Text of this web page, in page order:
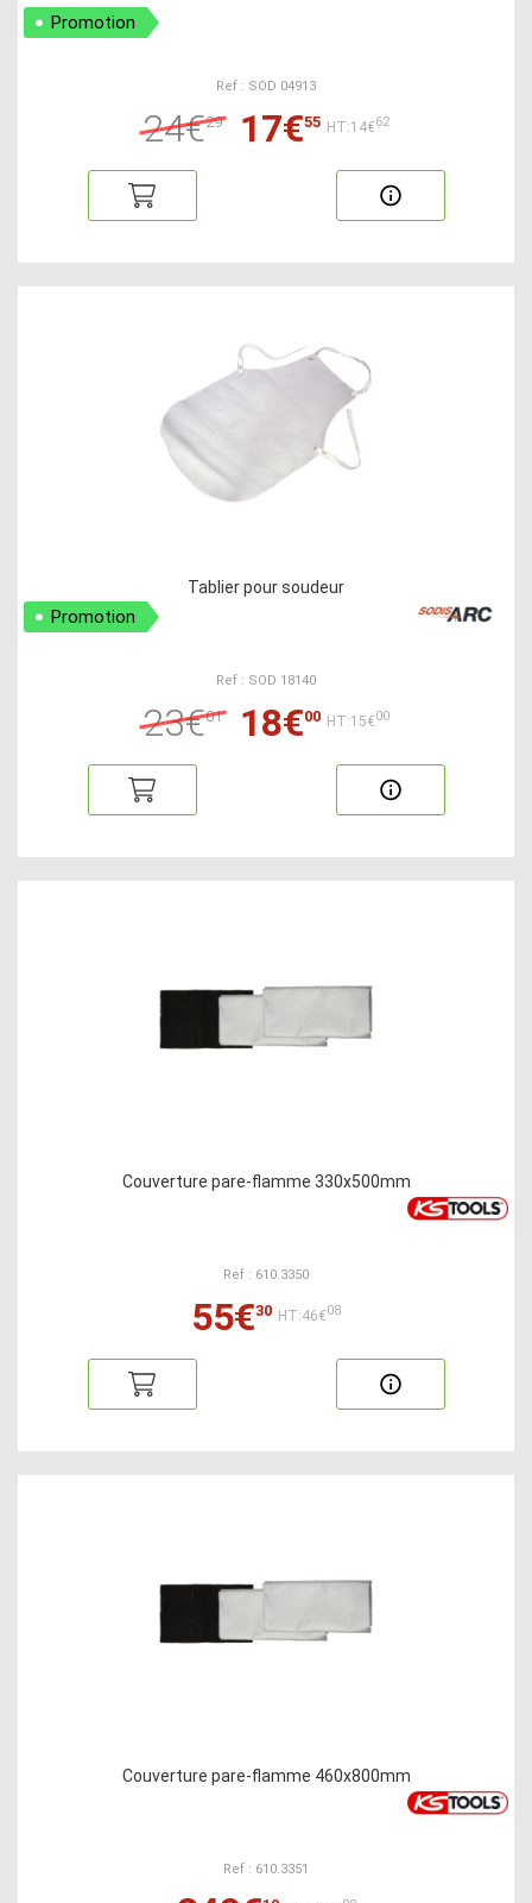
Promotion
Ref : SOD 04913
24€29 17€55 HT:14€62
Tablier pour soudeur
Promotion
Ref : SOD 18140
23€01 18€00 HT:15€00
Couverture pare-flamme 330x500mm
Ref : 610.3350
55€30 HT:46€08
Couverture pare-flamme 460x800mm
Ref : 610.3351